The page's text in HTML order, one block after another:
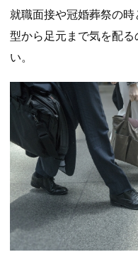
就職面接や冠婚葬祭の
型から足元まで気を配
い。